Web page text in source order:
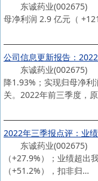
东诚药业(002675) 投
母净利润 2.9 亿元（
公司信息更新报告：
东诚药业(002675)
降1.93%；实现归母净
关。2022年前三季度，
2022年三季报点评：业
东诚药业(002675) 投
（+27.9%）；业绩超
（+51.2%），扣非归…